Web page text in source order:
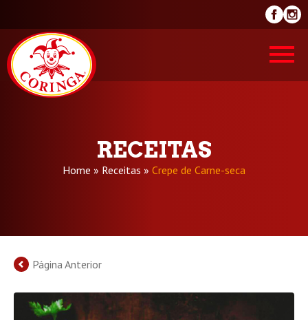
RECEITAS
Home » Receitas » Crepe de Carne-seca
Página Anterior